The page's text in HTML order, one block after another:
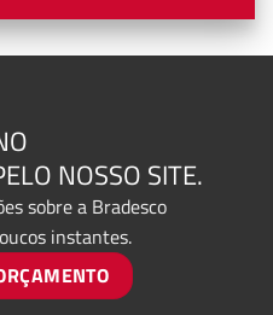
NOSSO SITE.
sobre a Bradesco
instantes.